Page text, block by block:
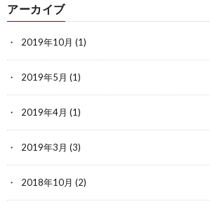
アーカイブ
2019年10月 (1)
2019年5月 (1)
2019年4月 (1)
2019年3月 (3)
2018年10月 (2)